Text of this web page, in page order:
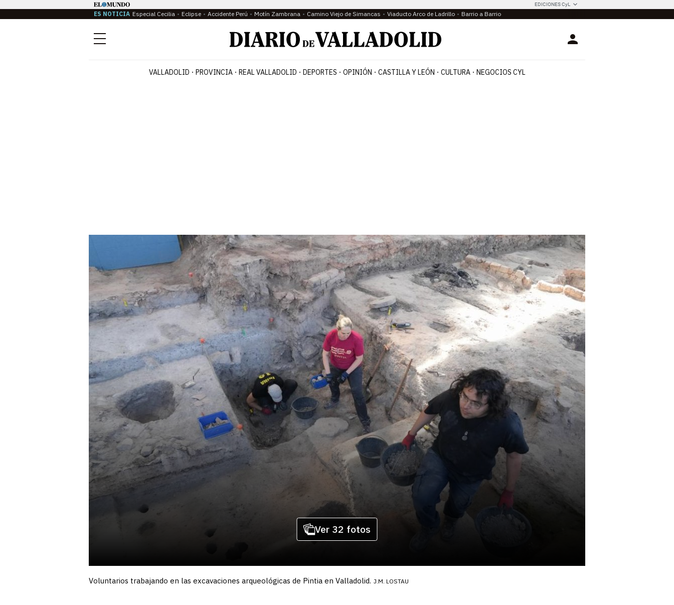
EDICIONES CyL
ES NOTICIA Especial Cecilia Eclipse Accidente Perú Motín Zambrana Camino Viejo de Simancas Viaducto Arco de Ladrillo Barrio a Barrio
Menú Login
VALLADOLID PROVINCIA REAL VALLADOLID DEPORTES OPINIÓN CASTILLA Y LEÓN CULTURA NEGOCIOS CYL
Ver 32 fotos
Voluntarios trabajando en las excavaciones arqueológicas de Pintia en Valladolid. J.M. LOSTAU